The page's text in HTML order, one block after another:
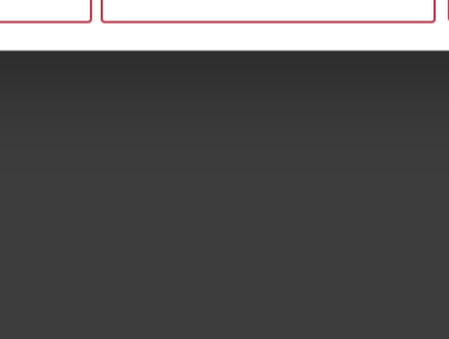
ein oder benutze die
von 3.7 von 5 Sternen
den gewünschten Wert ein oder